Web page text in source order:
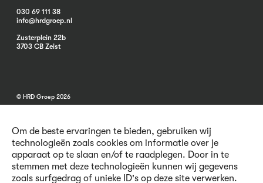
Om de beste ervaringen te bieden, gebruiken wij
technologieën zoals cookies om informatie over je
apparaat op te slaan en/of te raadplegen. Door in te
stemmen met deze technologieën kunnen wij gegevens
zoals surfgedrag of unieke ID's op deze site verwerken.
030 69 111 38
info@hrdgroep.nl
Zusterplein 22b
3703 CB Zeist
© HRD Groep 2026
Algemene informatie